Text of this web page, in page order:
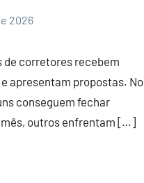
2026
de corretores recebem
apresentam propostas. No
conseguem fechar
outros enfrentam […]